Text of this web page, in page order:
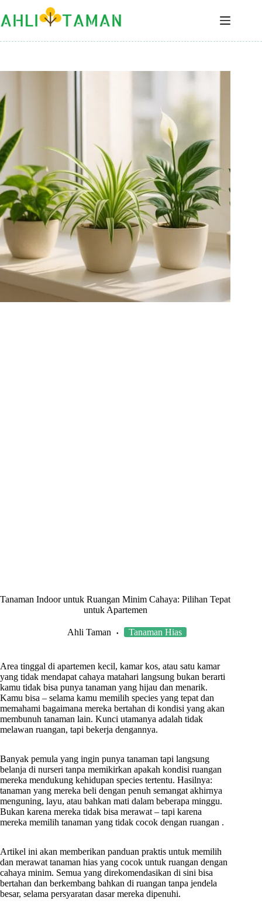
Tanaman Indoor untuk Ruangan Minim Cahaya: Pilihan Tepat
untuk Apartemen
Ahli Taman Tanaman Hias
Area tinggal di apartemen kecil, kamar kos, atau satu kamar
yang tidak mendapat cahaya matahari langsung bukan berarti
kamu tidak bisa punya tanaman yang hijau dan menarik.
Kamu bisa – selama kamu memilih species yang tepat dan
memahami bagaimana mereka bertahan di kondisi yang akan
membunuh tanaman lain. Kunci utamanya adalah tidak
melawan ruangan, tapi bekerja dengannya.
Banyak pemula yang ingin punya tanaman tapi langsung
belanja di nurseri tanpa memikirkan apakah kondisi ruangan
mereka mendukung kehidupan species tertentu. Hasilnya:
tanaman yang mereka beli dengan penuh semangat akhirnya
menguning, layu, atau bahkan mati dalam beberapa minggu.
Bukan karena mereka tidak bisa merawat – tapi karena
mereka memilih tanaman yang tidak cocok dengan ruangan .
Artikel ini akan memberikan panduan praktis untuk memilih
dan merawat tanaman hias yang cocok untuk ruangan dengan
cahaya minim. Semua yang direkomendasikan di sini bisa
bertahan dan berkembang bahkan di ruangan tanpa jendela
besar, selama persyaratan dasar mereka dipenuhi.